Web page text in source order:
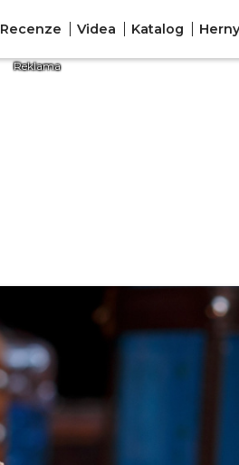
Recenze Videa Katalog Herny